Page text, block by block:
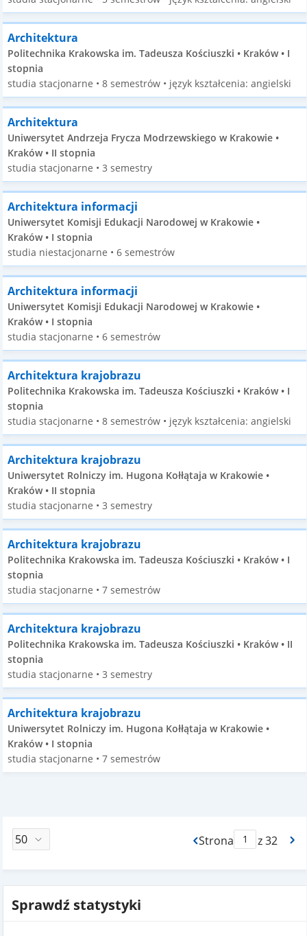
Architektura
Politechnika Krakowska im. Tadeusza Kościuszki • Kraków • I
stopnia
studia stacjonarne • 8 semestrów • język kształcenia: angielski
Architektura
Uniwersytet Andrzeja Frycza Modrzewskiego w Krakowie •
Kraków • II stopnia
studia stacjonarne • 3 semestry
Architektura informacji
Uniwersytet Komisji Edukacji Narodowej w Krakowie •
Kraków • I stopnia
studia niestacjonarne • 6 semestrów
Architektura informacji
Uniwersytet Komisji Edukacji Narodowej w Krakowie •
Kraków • I stopnia
studia stacjonarne • 6 semestrów
Architektura krajobrazu
Politechnika Krakowska im. Tadeusza Kościuszki • Kraków • I
stopnia
studia stacjonarne • 8 semestrów • język kształcenia: angielski
Architektura krajobrazu
Uniwersytet Rolniczy im. Hugona Kołłątaja w Krakowie •
Kraków • II stopnia
studia stacjonarne • 3 semestry
Architektura krajobrazu
Politechnika Krakowska im. Tadeusza Kościuszki • Kraków • I
stopnia
studia stacjonarne • 7 semestrów
Architektura krajobrazu
Politechnika Krakowska im. Tadeusza Kościuszki • Kraków • II
stopnia
studia stacjonarne • 3 semestry
Architektura krajobrazu
Uniwersytet Rolniczy im. Hugona Kołłątaja w Krakowie •
Kraków • I stopnia
studia stacjonarne • 7 semestrów
Strona
Max Stronaz 32
Sprawdź statystyki